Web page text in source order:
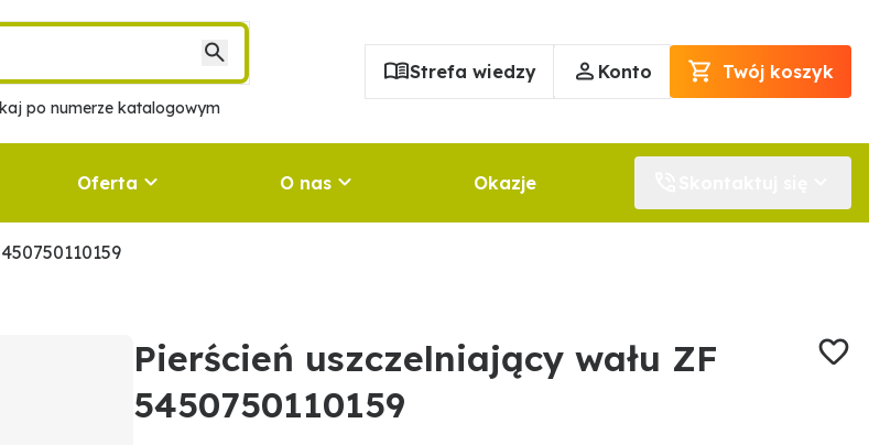
po numerze katalogowym
Strefa wiedzy Konto Twój koszyk
Oferta O nas Okazje
Pierścień uszczelniający wału ZF
5450750110159